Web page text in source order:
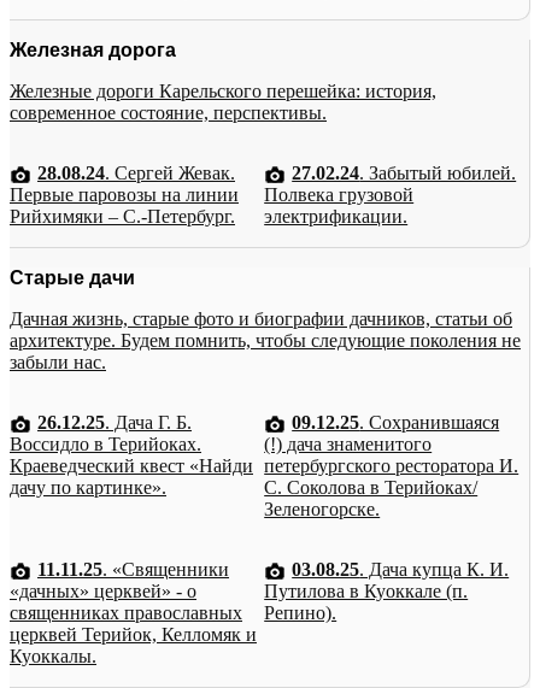
Железная дорога
Железные дороги Карельского перешейка: история,
современное состояние, перспективы.
28.08.24. Сергей Жевак.
Первые паровозы на линии
Рийхимяки – С.-Петербург.
27.02.24. Забытый юбилей.
Полвека грузовой
электрификации.
Старые дачи
Дачная жизнь, старые фото и биографии дачников, статьи об
архитектуре. Будем помнить, чтобы следующие поколения не
забыли нас.
26.12.25. Дача Г. Б.
Воссидло в Терийоках.
Краеведческий квест «Найди
дачу по картинке».
09.12.25. Сохранившаяся
(!) дача знаменитого
петербургского ресторатора И.
С. Соколова в Терийоках/
Зеленогорске.
11.11.25. «Священники
«дачных» церквей» - о
священниках православных
церквей Терийок, Келломяк и
Куоккалы.
03.08.25. Дача купца К. И.
Путилова в Куоккале (п.
Репино).